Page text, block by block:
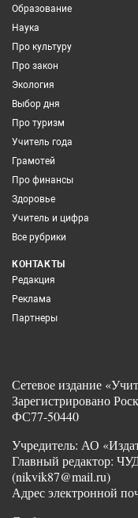
Образование
Наука
Про культуру
Про закон
Экология
Выбор дня
Про туризм
Учитель года
Грамотей
Про финансы
Здоровье
Учитель и цифра
Все рубрики
КОНТАКТЫ
Редакция
Реклама
Партнеры
Сетевое издание
Зарегистрировано
ФС77-50440
Учредитель: АО
Главный редактор:
(nikvik87@mail.ru)
Адрес электронной